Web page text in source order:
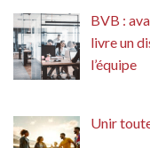
BVB :
livre un
l’équipe
Unir